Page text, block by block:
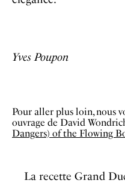
Yves Poupon
Pour aller plus loin, nous
ouvrage de David
Dangers) of the Flowing
La recette Grand